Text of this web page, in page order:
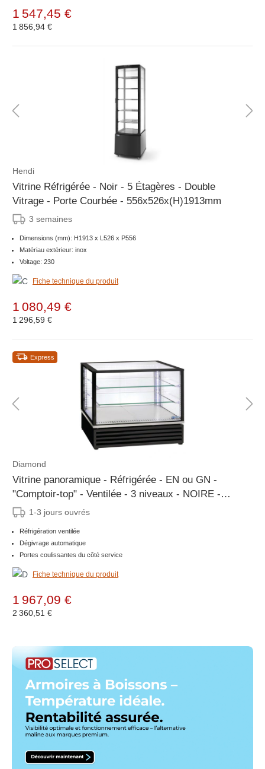
1 547,45 €
1 856,94 €
Hendi
Vitrine Réfrigérée - Noir - 5 Étagères - Double
Vitrage - Porte Courbée - 556x526x(H)1913mm
3 semaines
Dimensions (mm): H1913 x L526 x P556
Matériau extérieur: inox
Voltage: 230
Fiche technique du produit
1 080,49 €
1 296,59 €
Express
Diamond
Vitrine panoramique - Réfrigérée - EN ou GN -
"Comptoir-top" - Ventilée - 3 niveaux - NOIRE -
785x650x(h)735mm
1-3 jours ouvrés
Réfrigération ventilée
Dégivrage automatique
Portes coulissantes du côté service
Fiche technique du produit
1 967,09 €
2 360,51 €